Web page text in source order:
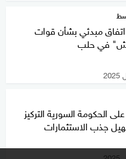
مبدئي بشأن قوات
في حلب
الحكومة السورية التركيز
جذب الاستثمارات